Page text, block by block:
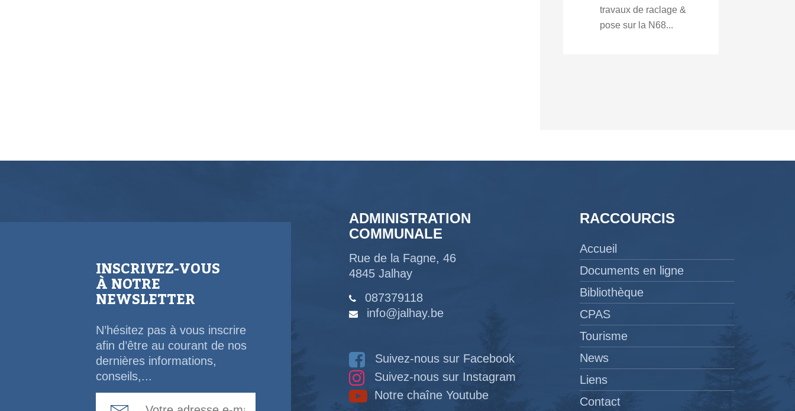
travaux de raclage &
pose sur la N68...
INSCRIVEZ-VOUS
À NOTRE
NEWSLETTER
N’hésitez pas à vous inscrire
afin d’être au courant de nos
dernières informations,
conseils,...
ADMINISTRATION
COMMUNALE
Rue de la Fagne, 46
4845 Jalhay
087379118
info@jalhay.be
Suivez-nous sur Facebook
Suivez-nous sur Instagram
Notre chaîne Youtube
RACCOURCIS
Accueil
Documents en ligne
Bibliothèque
CPAS
Tourisme
News
Liens
Contact